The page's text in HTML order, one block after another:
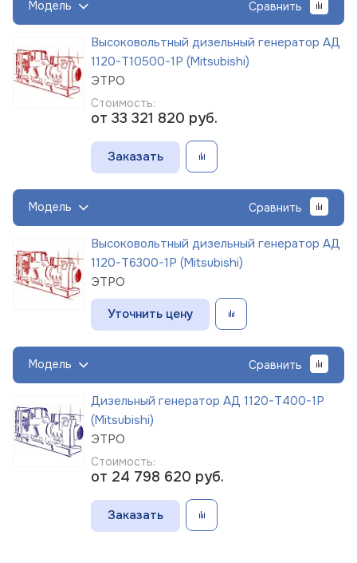
Модель Сравнить
Высоковольтный дизельный генератор АД
1120-Т10500-1Р (Mitsubishi)
ЭТРО
Стоимость:
от 33 321 820 руб.
Заказать
Модель Сравнить
Высоковольтный дизельный генератор АД
1120-Т6300-1Р (Mitsubishi)
ЭТРО
Уточнить цену
Модель Сравнить
Дизельный генератор АД 1120-Т400-1Р
(Mitsubishi)
ЭТРО
Стоимость:
от 24 798 620 руб.
Заказать